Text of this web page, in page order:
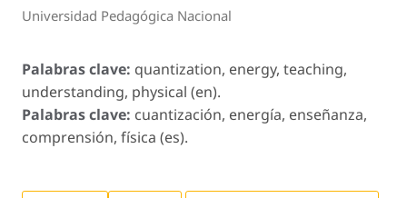
Universidad Pedagógica Nacional
Palabras clave: quantization, energy, teaching,
understanding, physical (en).
Palabras clave: cuantización, energía, enseñanza,
comprensión, física (es).